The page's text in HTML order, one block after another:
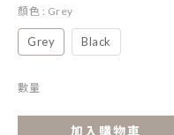
顏色 : Grey
Grey Black
數量
加入購物車